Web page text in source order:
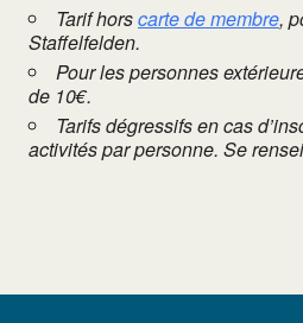
Tarif horscarte de membre,
Staffelfelden.
Pour les personnes
de 10€.
Tarifs dégressifs en cas
activités par personne. Se